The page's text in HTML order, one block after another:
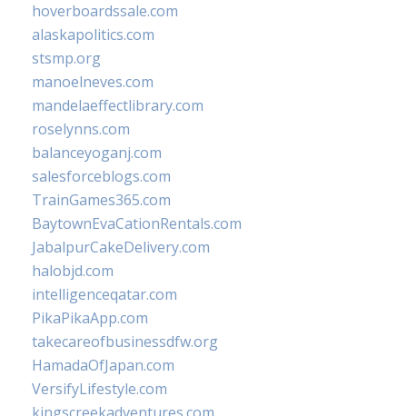
hoverboardssale.com
alaskapolitics.com
stsmp.org
manoelneves.com
mandelaeffectlibrary.com
roselynns.com
balanceyoganj.com
salesforceblogs.com
TrainGames365.com
BaytownEvaCationRentals.com
JabalpurCakeDelivery.com
halobjd.com
intelligenceqatar.com
PikaPikaApp.com
takecareofbusinessdfw.org
HamadaOfJapan.com
VersifyLifestyle.com